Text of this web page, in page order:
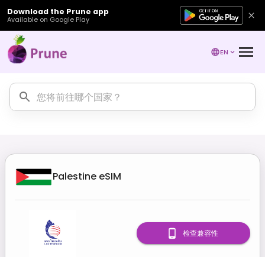
Download the Prune app
Available on Google Play
EN
Palestine eSIM
检查兼容性